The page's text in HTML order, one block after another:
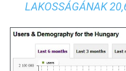
LAKOSSÁGÁNAK